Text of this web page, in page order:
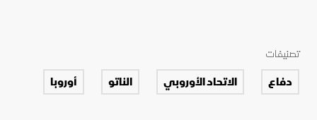
تصنيفات
دفاع الاتحاد الأوروبي الناتو أوروبا